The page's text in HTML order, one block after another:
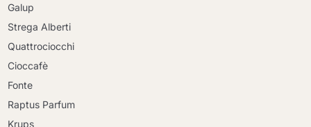
Galup
Strega Alberti
Quattrociocchi
Cioccafè
Fonte
Raptus Parfum
Krups